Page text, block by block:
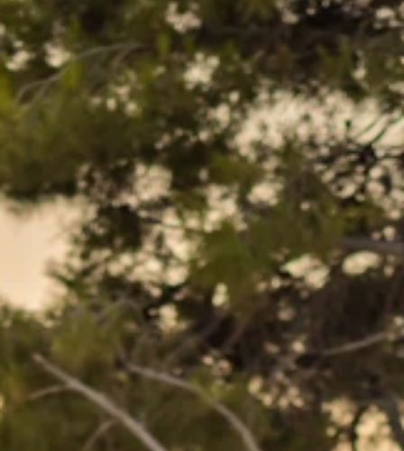
Sonderangebote
Reiseziele
Urlaubsarten
Marken
Ami Loyalty Programm
Blogs